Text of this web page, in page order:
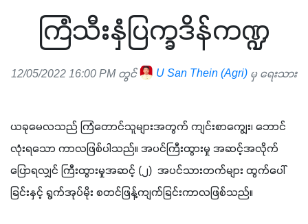
ကြံသီးနှံပြက္ခဒိန်ကဏ္ဍ
12/05/2022 16:00 PM တွင် U San Thein (Agri) မှ ရေးသား
ယခုမေလသည် ကြံတောင်သူများအတွက် ကျင်းစာကျွေး၊ ဘောင်
လုံးရသော ကာလဖြစ်ပါသည်။ အပင်ကြီးထွားမှု အဆင့်အလိုက်
ပြောရလျှင် ကြီးထွားမှုအဆင့် (၂)  အပင်သားတက်များ ထွက်ပေါ်
ခြင်းနှင့် ရွက်အုပ်မိုး စတင်ဖြန့်ကျက်ခြင်းကာလဖြစ်သည်။